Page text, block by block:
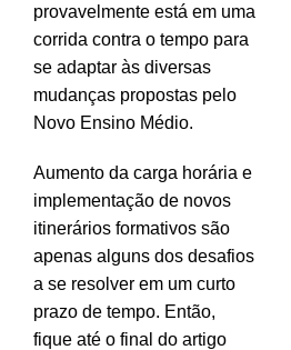
provavelmente está em uma
corrida contra o tempo para
se adaptar às diversas
mudanças propostas pelo
Novo Ensino Médio.
Aumento da carga horária e
implementação de novos
itinerários formativos são
apenas alguns dos desafios
a se resolver em um curto
prazo de tempo. Então,
fique até o final do artigo